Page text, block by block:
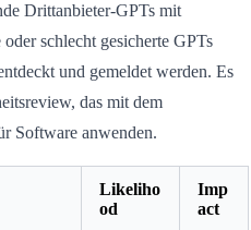
Drittanbieter-GPTs mit
schlecht gesicherte GPTs
und gemeldet werden. Es
das mit dem
Software anwenden.
Likeliho
od
Imp
act